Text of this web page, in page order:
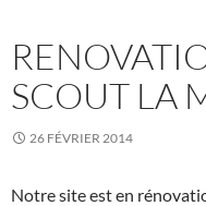
SCOUT LA
26 FÉVRIER 2014
Notre site est en